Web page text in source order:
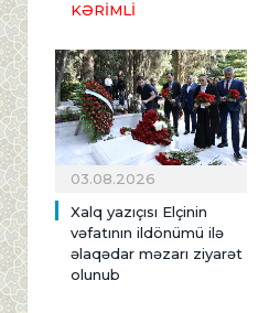
KƏRİMLİ
03.08.2026
Xalq yazıçısı Elçinin
vəfatının ildönümü ilə
əlaqədar məzarı ziyarət
olunub